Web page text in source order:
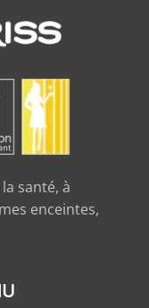
santé, à
enceintes,